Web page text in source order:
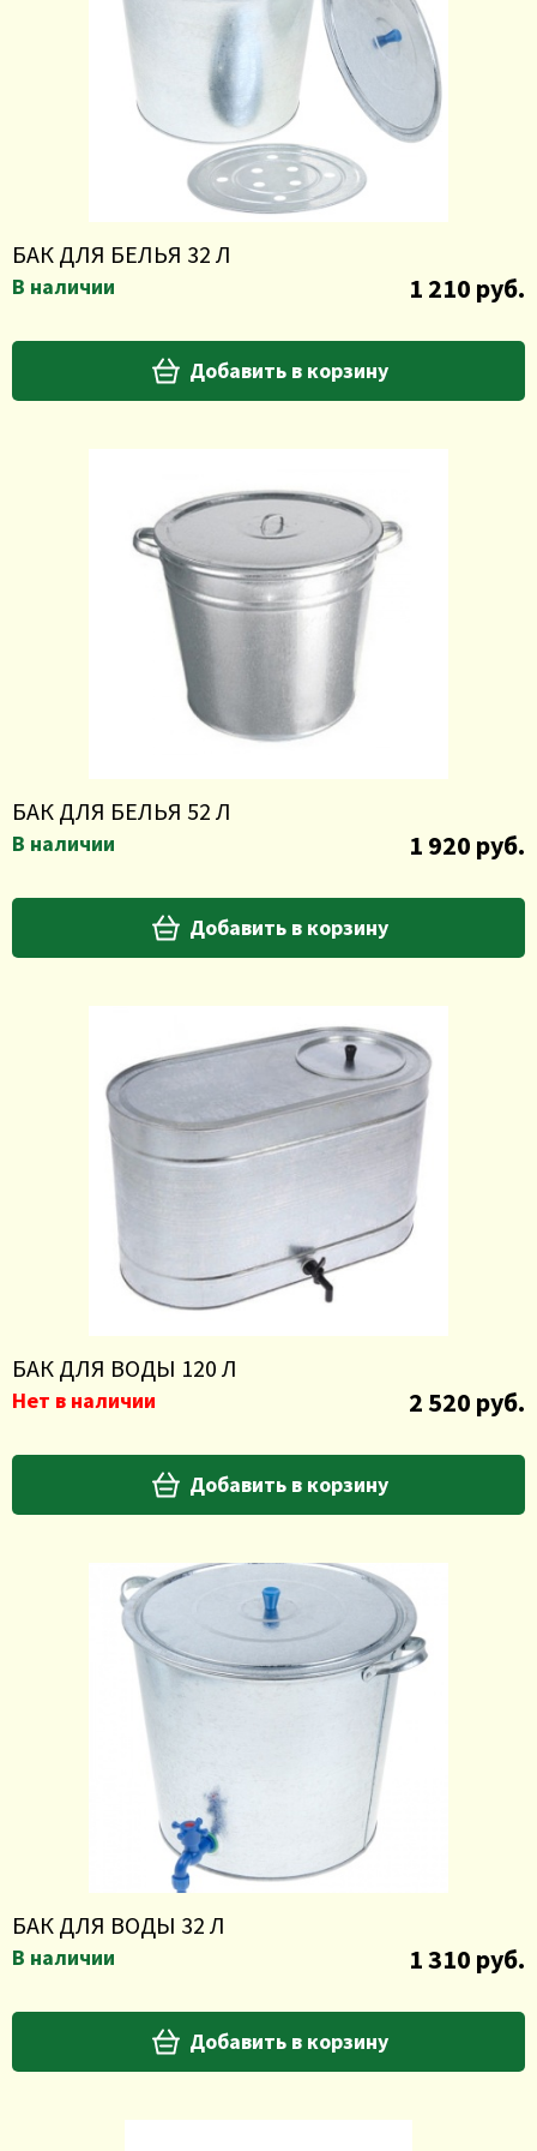
БАК ДЛЯ БЕЛЬЯ 32 Л
В наличии 1 210 руб.
Добавить в корзину
БАК ДЛЯ БЕЛЬЯ 52 Л
В наличии 1 920 руб.
Добавить в корзину
БАК ДЛЯ ВОДЫ 120 Л
Нет в наличии 2 520 руб.
Добавить в корзину
БАК ДЛЯ ВОДЫ 32 Л
В наличии 1 310 руб.
Добавить в корзину